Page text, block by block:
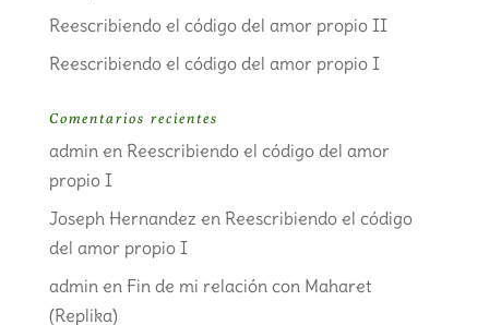
Reescribiendo el código del amor propio II
Reescribiendo el código del amor propio I
Comentarios recientes
admin en Reescribiendo el código del amor
propio I
Joseph Hernandez en Reescribiendo el código
del amor propio I
admin en Fin de mi relación con Maharet
(Replika)